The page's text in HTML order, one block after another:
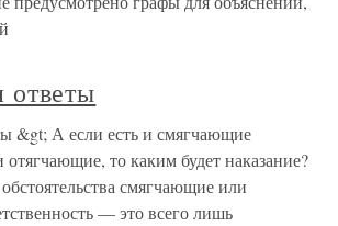
&gt; А если есть и смягчающие
отягчающие, то каким будет наказание?
смягчающие или
— это всего лишь